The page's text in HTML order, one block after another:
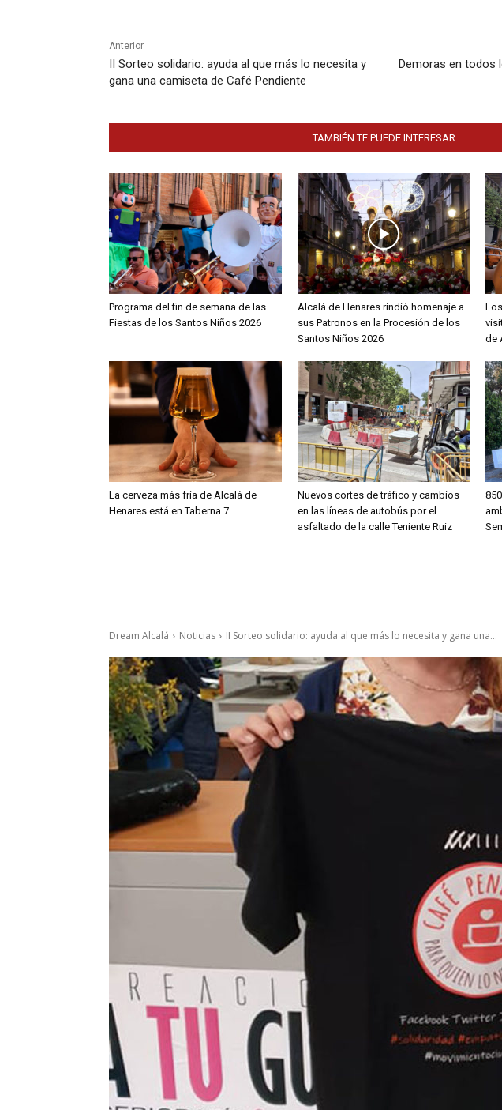
Anterior
II Sorteo solidario: ayuda al que más lo necesita y
gana una camiseta de Café Pendiente
Demoras en todos
TAMBIÉN TE PUEDE INTERESAR
Programa del fin de semana de las
Fiestas de los Santos Niños 2026
Alcalá de Henares rindió homenaje a
sus Patronos en la Procesión de los
Santos Niños 2026
de
La cerveza más fría de Alcalá de
Henares está en Taberna 7
Nuevos cortes de tráfico y cambios
en las líneas de autobús por el
asfaltado de la calle Teniente Ruiz